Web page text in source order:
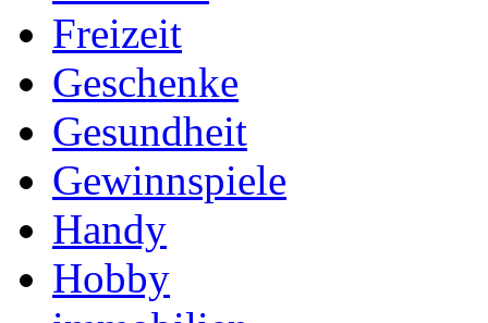
Freizeit
Geschenke
Gesundheit
Gewinnspiele
Handy
Hobby